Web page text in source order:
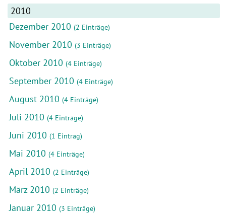
2010
Dezember 2010 (2 Einträge)
November 2010 (3 Einträge)
Oktober 2010 (4 Einträge)
September 2010 (4 Einträge)
August 2010 (4 Einträge)
Juli 2010 (4 Einträge)
Juni 2010 (1 Eintrag)
Mai 2010 (4 Einträge)
April 2010 (2 Einträge)
März 2010 (2 Einträge)
Januar 2010 (3 Einträge)